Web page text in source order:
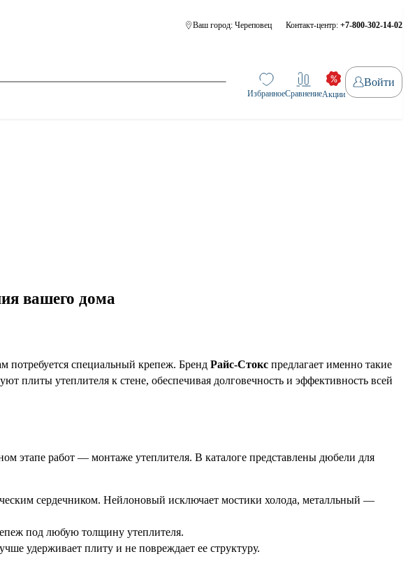
Ваш город: Череповец Контакт-центр: +7-800-302-14-02
ИзбранноеСравнениеАкции
Войти
вашего дома
потребуется специальный крепеж. Бренд Райс-Стокс предлагает именно такие
утеплителя к стене, обеспечивая долговечность и эффективность всей
этапе работ — монтаже утеплителя. В каталоге представлены дюбели для
сердечником. Нейлоновый исключает мостики холода, металльный —
под любую толщину утеплителя.
удерживает плиту и не повреждает ее структуру.